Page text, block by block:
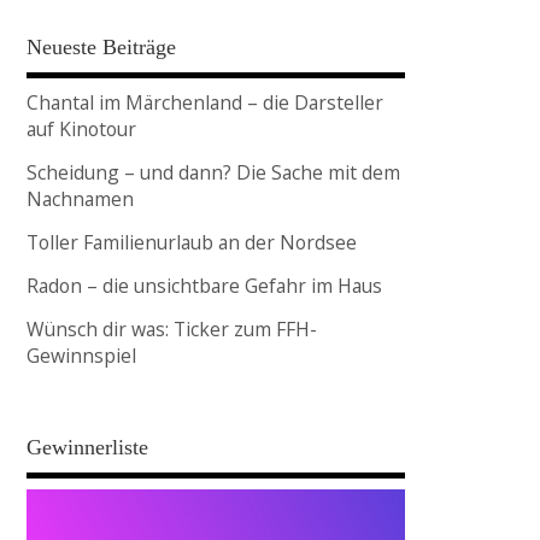
Neueste Beiträge
Chantal im Märchenland – die Darsteller
auf Kinotour
Scheidung – und dann? Die Sache mit dem
Nachnamen
Toller Familienurlaub an der Nordsee
Radon – die unsichtbare Gefahr im Haus
Wünsch dir was: Ticker zum FFH-
Gewinnspiel
Gewinnerliste